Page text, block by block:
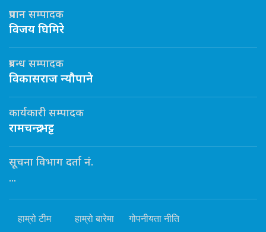
प्रधान सम्पादक
विजय घिमिरे
प्रबन्ध सम्पादक
विकासराज न्यौपाने
कार्यकारी सम्पादक
रामचन्द्र भट्ट
सूचना विभाग दर्ता नं.
...
हाम्रो टीम हाम्रो बारेमा गोपनीयता नीति